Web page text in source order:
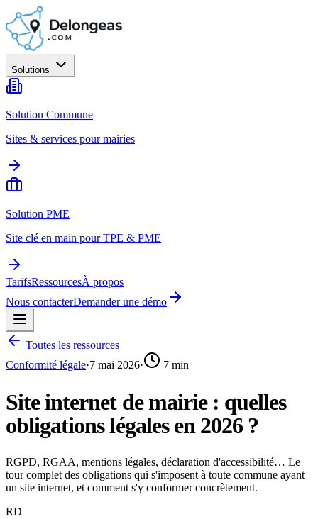
Solutions
Solution Commune
Sites & services pour mairies
Solution PME
Site clé en main pour TPE & PME
TarifsRessourcesÀ propos
Nous contacterDemander une démo
Toutes les ressources
Conformité légale·7 mai 2026· 7 min
Site internet de mairie : quelles
obligations légales en 2026 ?
RGPD, RGAA, mentions légales, déclaration d'accessibilité… Le
tour complet des obligations qui s'imposent à toute commune ayant
un site internet, et comment s'y conformer concrètement.
RD